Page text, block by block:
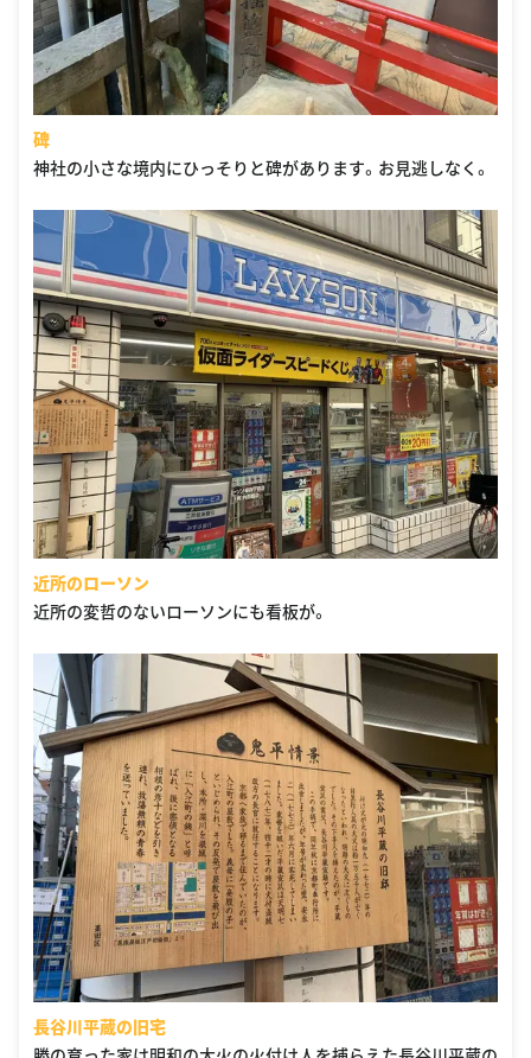
碑
神社の小さな境内にひっそりと碑があります。お見逃しなく。
近所のローソン
近所の変哲のないローソンにも看板が。
長谷川平蔵の旧宅